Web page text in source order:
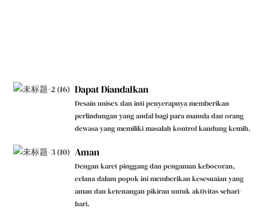
Dapat Diandalkan
Desain unisex dan inti penyerapnya memberikan
perlindungan yang andal bagi para manula dan orang
dewasa yang memiliki masalah kontrol kandung kemih.
Aman
Dengan karet pinggang dan pengaman kebocoran,
celana dalam popok ini memberikan kesesuaian yang
aman dan ketenangan pikiran untuk aktivitas sehari-
hari.